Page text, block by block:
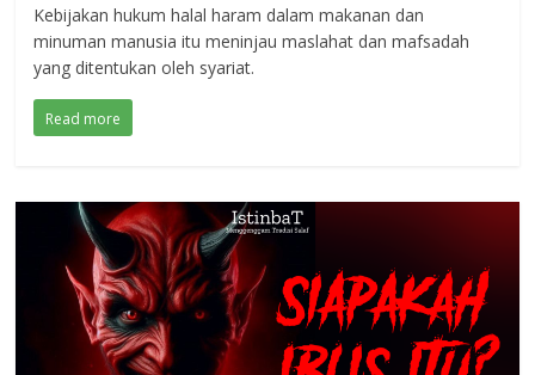
Kebijakan hukum halal haram dalam makanan dan
minuman manusia itu meninjau maslahat dan mafsadah
yang ditentukan oleh syariat.
Read more